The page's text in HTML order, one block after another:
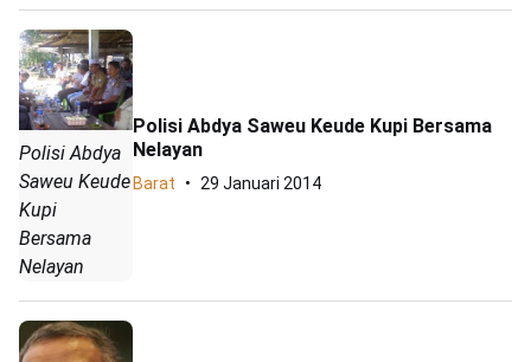
Polisi Abdya
Saweu Keude
Kupi
Bersama
Nelayan
Polisi Abdya Saweu Keude Kupi Bersama
Nelayan
Barat 29 Januari 2014